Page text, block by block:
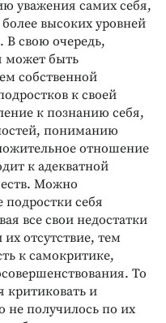
уважения самих себя,
высоких уровней
В свою очередь,
может быть
собственной
к своей
к познанию себя,
пониманию
отношение
к адекватной
Можно
себя
все свои недостатки
отсутствие, тем
к самокритике,
То
критиковать и
не получилось по их